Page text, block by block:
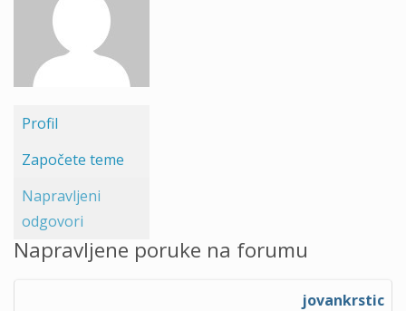
Profil
Započete teme
Napravljeni
odgovori
Napravljene poruke na forumu
jovankrstic